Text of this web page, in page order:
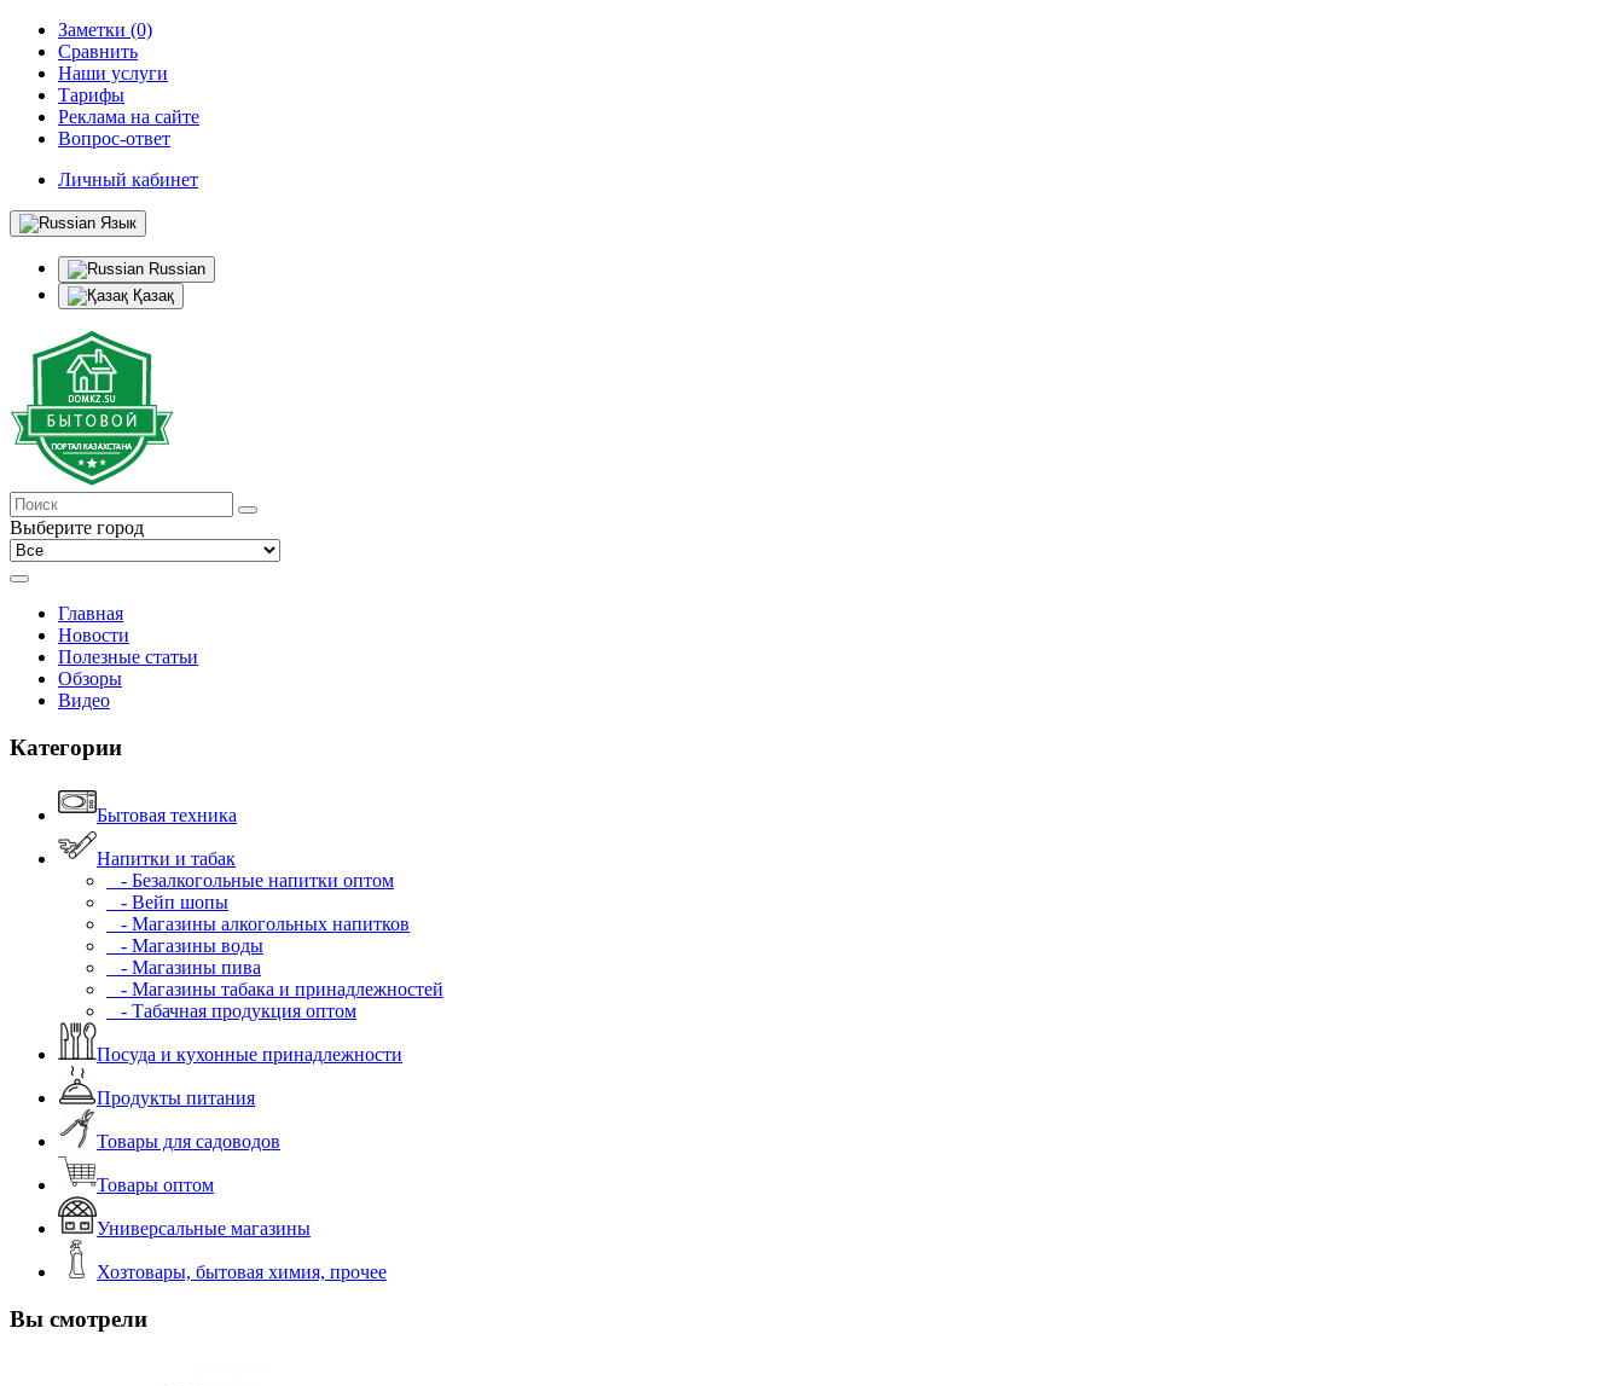
Заметки (0)
Сравнить
Наши услуги
Тарифы
Реклама на сайте
Вопрос-ответ
Личный кабинет
Язык
Russian
Қазақ
Выберите город
Главная
Новости
Полезные статьи
Обзоры
Видео
Категории
Бытовая техника
Напитки и табак
- Безалкогольные напитки оптом
- Вейп шопы
- Магазины алкогольных напитков
- Магазины воды
- Магазины пива
- Магазины табака и принадлежностей
- Табачная продукция оптом
Посуда и кухонные принадлежности
Продукты питания
Товары для садоводов
Товары оптом
Универсальные магазины
Хозтовары, бытовая химия, прочее
Вы смотрели